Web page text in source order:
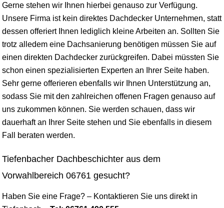
Gerne stehen wir Ihnen hierbei genauso zur Verfügung.
Unsere Firma ist kein direktes Dachdecker Unternehmen, statt
dessen offeriert Ihnen lediglich kleine Arbeiten an. Sollten Sie
trotz alledem eine Dachsanierung benötigen müssen Sie auf
einen direkten Dachdecker zurückgreifen. Dabei müssten Sie
schon einen spezialisierten Experten an Ihrer Seite haben.
Sehr gerne offerieren ebenfalls wir Ihnen Unterstützung an,
sodass Sie mit den zahlreichen offenen Fragen genauso auf
uns zukommen können. Sie werden schauen, dass wir
dauerhaft an Ihrer Seite stehen und Sie ebenfalls in diesem
Fall beraten werden.
Tiefenbacher Dachbeschichter aus dem
Vorwahlbereich 06761 gesucht?
Haben Sie eine Frage? – Kontaktieren Sie uns direkt in